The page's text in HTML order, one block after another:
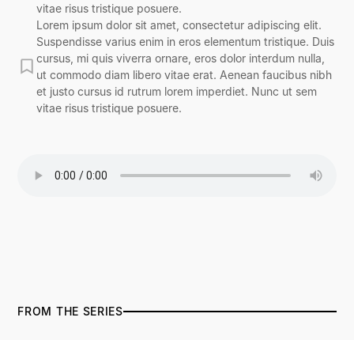
vitae risus tristique posuere.
Lorem ipsum dolor sit amet, consectetur adipiscing elit.
Suspendisse varius enim in eros elementum tristique. Duis
cursus, mi quis viverra ornare, eros dolor interdum nulla,
ut commodo diam libero vitae erat. Aenean faucibus nibh
et justo cursus id rutrum lorem imperdiet. Nunc ut sem
vitae risus tristique posuere.
FROM THE SERIES